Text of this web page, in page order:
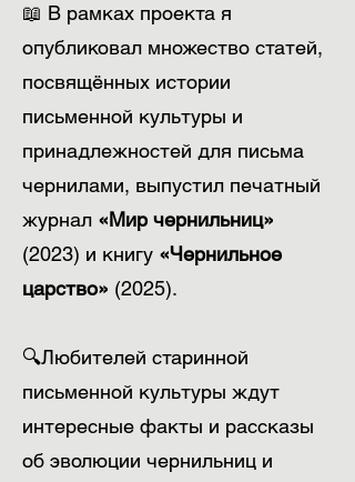
📖 В рамках проекта я
опубликовал множество статей,
посвящённых истории
письменной культуры и
принадлежностей для письма
чернилами, выпустил печатный
журнал «Мир чернильниц»
(2023) и книгу «Чернильное
царство» (2025).
🔍Любителей старинной
письменной культуры ждут
интересные факты и рассказы
об эволюции чернильниц и